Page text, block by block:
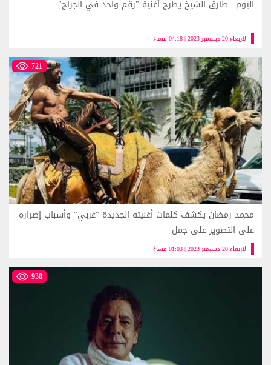
الاربعاء 20 ديسمبر 2023 | 04:18 مساءً
اليوم.. طارق الشيخ يطرح أغنية "رقم واحد في الجراح"
721
الاربعاء 20 ديسمبر 2023 | 01:03 مساءً
محمد رمضان يكشف كلمات أغنيته الجديدة "عربي" وأسباب إصراره
على التصوير على جمل
938